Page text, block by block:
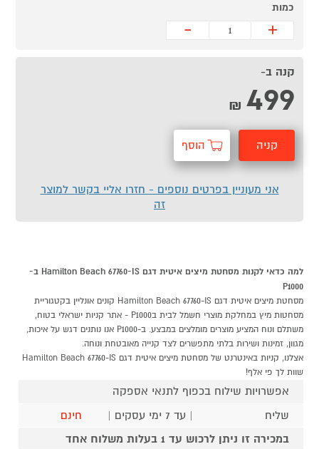
כמות
+
-
קנה ב-
499
₪
קניה הוסף
אני מעוניין בפרטים נוספים - חזרו אליי בקשר למוצר
זה
למה כדאי לקנות מסחטת מיצים איטית דגם Hamilton Beach 67760-IS ב-
P1000
מסחטת מיצים איטית דגם Hamilton Beach 67760-IS קונים אונליין בקטגוריית
מסחטות מיץ במחלקת מוצרי חשמל לבית בP1000 - אתר קניות ישראלי בטוח,
משתלם ונוח המציע מוצרים מומלצים במבצע. ב-P1000 אנו נותנים דגש על איכות,
מגוון, זמינות ושירות בלתי מתפשרים לצד קנייה מאובטחת ונוחה.
אצלנו, קניות באינטרנט של מסחטת מיצים איטית דגם Hamilton Beach 67760-IS
שוות לך פי אלף!
אפשרויות שילוח בכפוף לתנאי אספקה
שליח
| עד 7 ימי עסקים |
חינם
במכירה זו ניתן לרכוש עד 1 בעלות משלוח אחד